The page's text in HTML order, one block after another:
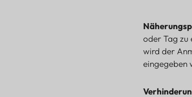
oder Tag zu
wird der
eingegeben